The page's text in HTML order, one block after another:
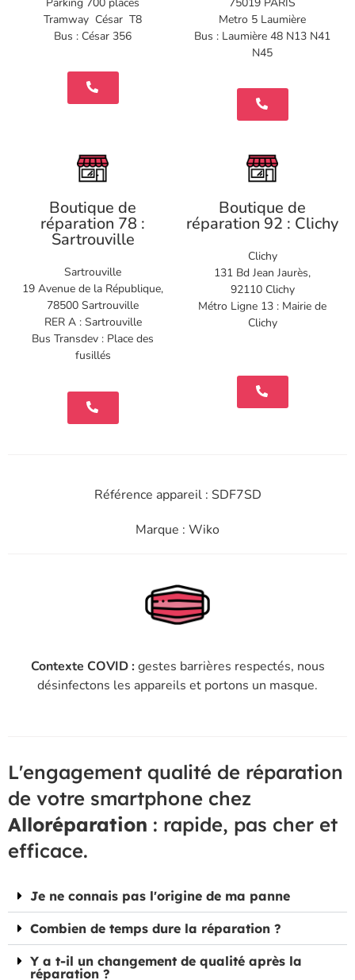
Tramway César T8
Bus : César 356
Metro 5 Laumière
Bus : Laumière 48 N13 N41
N45
Boutique de
réparation 78 :
Sartrouville
Sartrouville
19 Avenue de la République,
78500 Sartrouville
RER A : Sartrouville
Bus Transdev : Place des
fusillés
Boutique de
réparation 92 : Clichy
Clichy
131 Bd Jean Jaurès,
92110 Clichy
Métro Ligne 13 : Mairie de
Clichy
Référence appareil : SDF7SD
Marque : Wiko
Contexte COVID :gestes barrières respectés, nous
désinfectons les appareils et portons un masque.
L'engagement qualité de réparation
de votre smartphone chez
Alloréparation : rapide, pas cher et
efficace.
Je ne connais pas l'origine de ma panne
Combien de temps dure la réparation ?
Y a t-il un changement de qualité après la
réparation ?